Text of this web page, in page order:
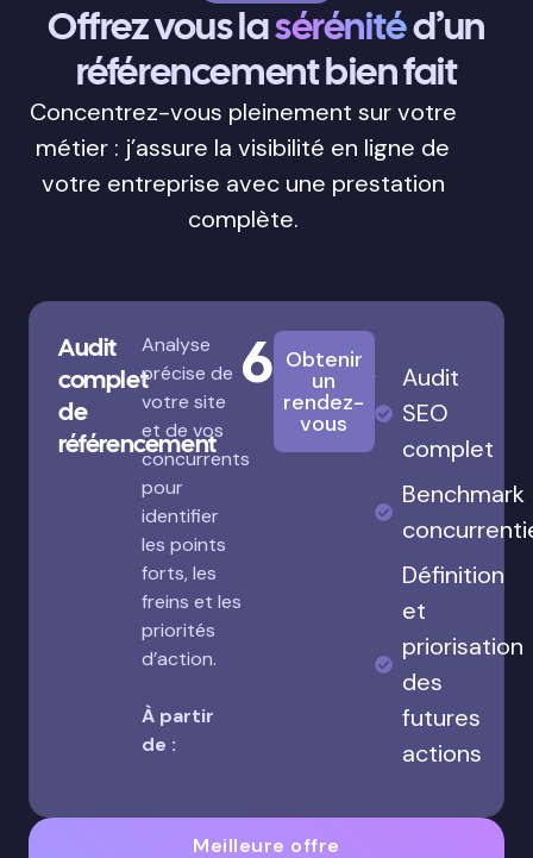
Offrez vous lasérénitéd’un
référencement bien fait
Concentrez-vous pleinement sur votre
métier : j’assure la visibilité en ligne de
votre entreprise avec une prestation
complète.
Audit
complet
de
référencement
Analyse
précise de
votre site
et de vos
concurrents
pour
identifier
les points
forts, les
freins et les
priorités
d’action.
À partir
de :
680€
Obtenir
un
rendez-
vous
Audit
SEO
complet
Benchmark
Définition
et
priorisation
des
futures
actions
Meilleure offre